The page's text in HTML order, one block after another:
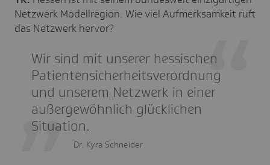
Netzwerk Modellregion. Wie viel Aufmerksamkeit ruft
das Netzwerk hervor?
Wir sind mit unserer hessischen
Patientensicherheitsverordnung
und unserem Netzwerk in einer
außergewöhnlich glücklichen
Situation.
Dr. Kyra Schneider